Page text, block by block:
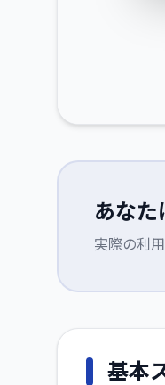
あなた
実際の利
基本